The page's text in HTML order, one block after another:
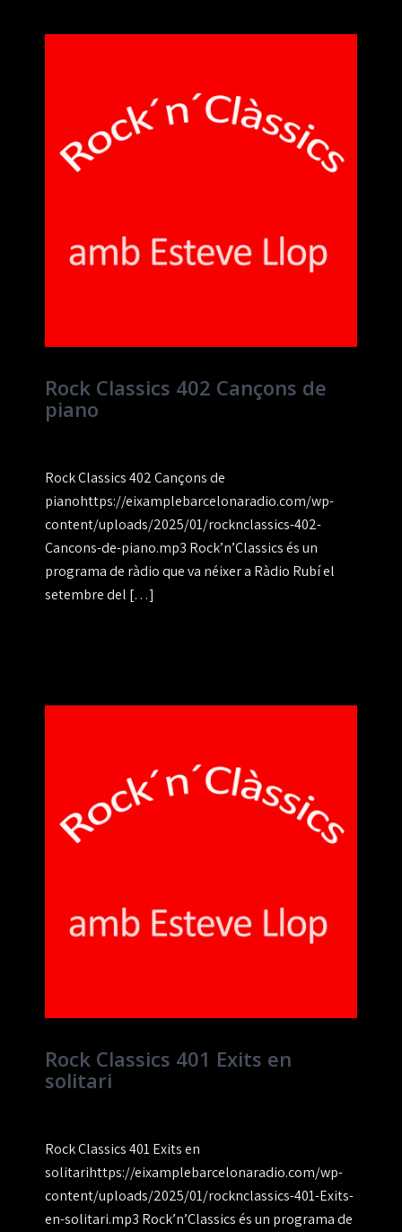
Rock Classics 402 Cançons de
piano
Rock Classics 402 Cançons de
pianohttps://eixamplebarcelonaradio.com/wp-
content/uploads/2025/01/rocknclassics-402-
Cancons-de-piano.mp3 Rock’n’Classics és un
programa de ràdio que va néixer a Ràdio Rubí el
setembre del […]
Rock Classics 401 Exits en
solitari
Rock Classics 401 Exits en
solitarihttps://eixamplebarcelonaradio.com/wp-
content/uploads/2025/01/rocknclassics-401-Exits-
en-solitari.mp3 Rock’n’Classics és un programa de